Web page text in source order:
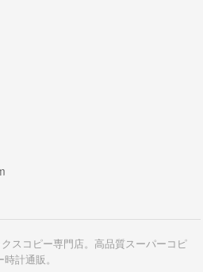
スコピー専門店。高品質スーパーコピ
時計通販。